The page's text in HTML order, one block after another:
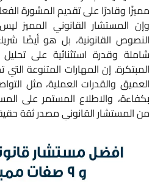
مميزًا وقادرًا على تقديم المشورة
وإن المستشار القانوني المميز
النصوص القانونية، بل هو أيضًا
شاملة وقدرة استثنائية على
المبتكرة. إن المهارات المتنوعة
العميق والقدرات العملية، مثل
بكفاءة، والاطلاع المستمر على
من المستشار القانوني مصدر ثقة